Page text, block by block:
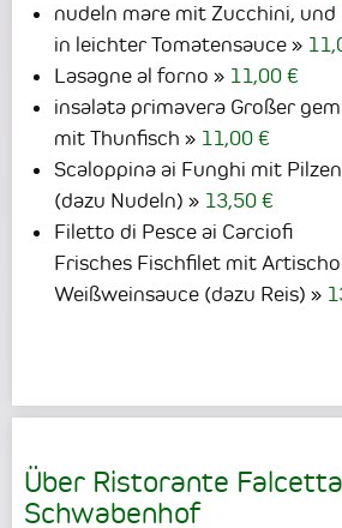
nudeln mare mit Zucchini,
in leichter Tomatensauce
Lasagne al forno
11,00 €
insalata primavera Großer
mit Thunfisch
11,00 €
Scaloppina ai Funghi mit
(dazu Nudeln)
13,50 €
Filetto di Pesce ai Carciofi
Frisches Fischfilet mit
Weißweinsauce (dazu Reis)
Über Ristorante
Schwabenhof